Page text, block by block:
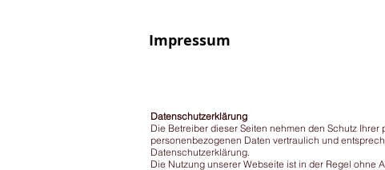
Impressum
Datenschutzerklärung
Die Betreiber dieser Seiten nehmen den Schutz
personenbezogenen Daten vertraulich und
Datenschutzerklärung.
Die Nutzung unserer Webseite ist in der Regel ohne